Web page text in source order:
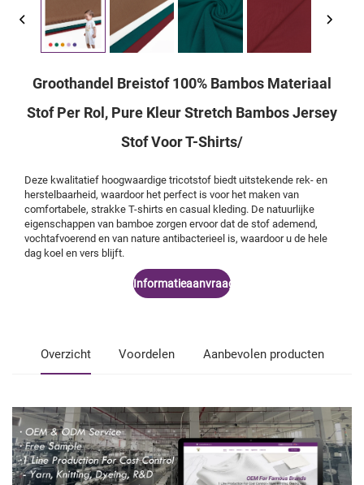
Groothandel Breistof 100% Bambos Materiaal
Stof Per Rol, Pure Kleur Stretch Bambos Jersey
Stof Voor T-Shirts/
Deze kwalitatief hoogwaardige tricotstof biedt uitstekende rek- en
herstelbaarheid, waardoor het perfect is voor het maken van
comfortabele, strakke T-shirts en casual kleding. De natuurlijke
eigenschappen van bamboe zorgen ervoor dat de stof ademend,
vochtafvoerend en van nature antibacterieel is, waardoor u de hele
dag koel en vers blijft.
Informatieaanvraag
Overzicht Voordelen Aanbevolen producten